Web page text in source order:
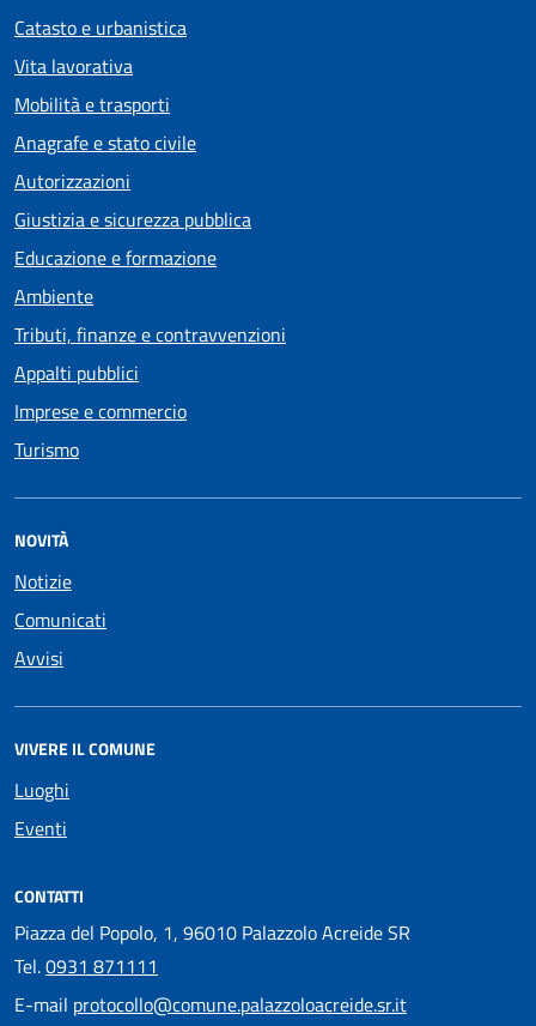
Catasto e urbanistica
Vita lavorativa
Mobilità e trasporti
Anagrafe e stato civile
Autorizzazioni
Giustizia e sicurezza pubblica
Educazione e formazione
Ambiente
Tributi, finanze e contravvenzioni
Appalti pubblici
Imprese e commercio
Turismo
NOVITÀ
Notizie
Comunicati
Avvisi
VIVERE IL COMUNE
Luoghi
Eventi
CONTATTI
Piazza del Popolo, 1, 96010 Palazzolo Acreide SR
Tel.0931 871111
E-mail protocollo@comune.palazzoloacreide.sr.it